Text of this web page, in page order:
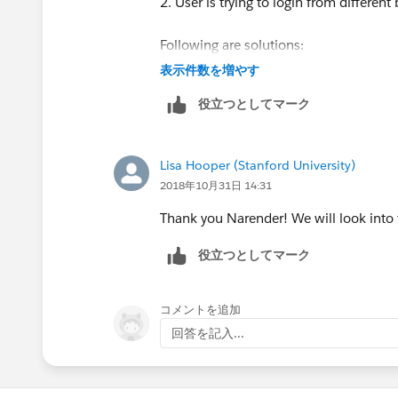
Following are solutions:
You can also try following solutions:
https://help.salesforce.com/
表示件数を増やす
役立つとしてマーク
Lisa Hooper (Stanford University)
2018年10月31日 14:31
Thank you Narender! We will look into
役立つとしてマーク
コメントを追加
回答を記入...